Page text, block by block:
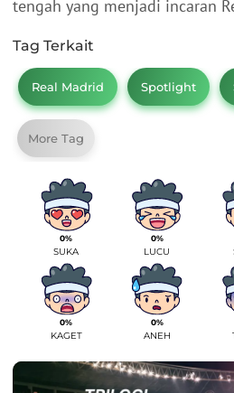
tengah yang menjadi incaran
Tag Terkait
Real Madrid Spotlight
More Tag
0%
SUKA
0%
LUCU
0%
KAGET
0%
ANEH